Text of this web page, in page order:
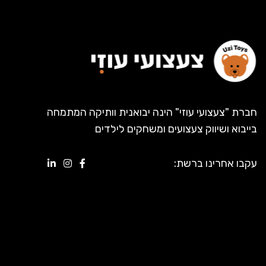
חברת "צעצועי עוזי" הינה יבואנית וותיקה המתמחה
בייבוא ושיווק צעצועים ומשחקים לילדים
עקבו אחרינו ברשת: